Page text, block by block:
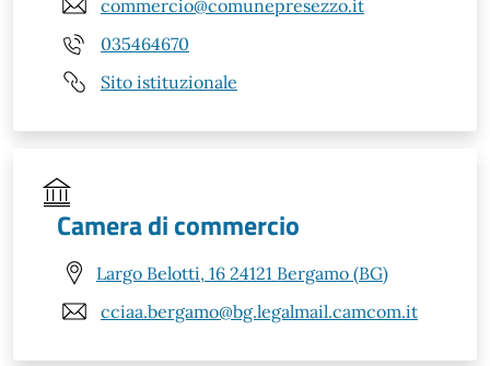
commercio@comunepresezzo.it
035464670
Sito istituzionale
Camera di commercio
Largo Belotti, 16 24121 Bergamo (BG)
cciaa.bergamo@bg.legalmail.camcom.it